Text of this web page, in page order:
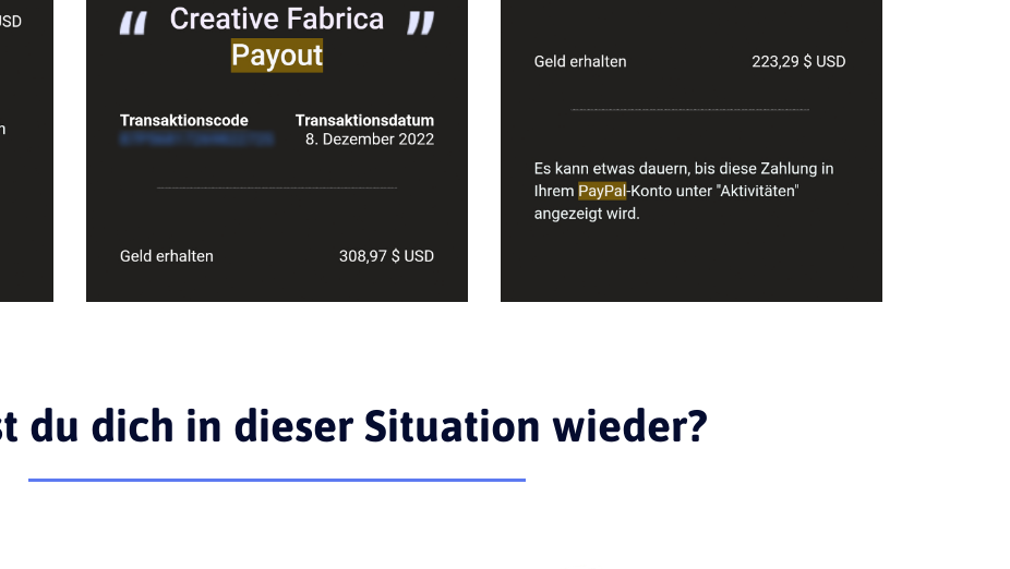
du dich in dieser Situation wieder?